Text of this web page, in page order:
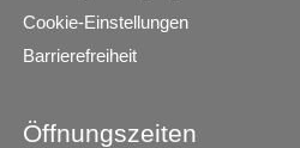
Cookie-Einstellungen
Barrierefreiheit
Öffnungszeiten